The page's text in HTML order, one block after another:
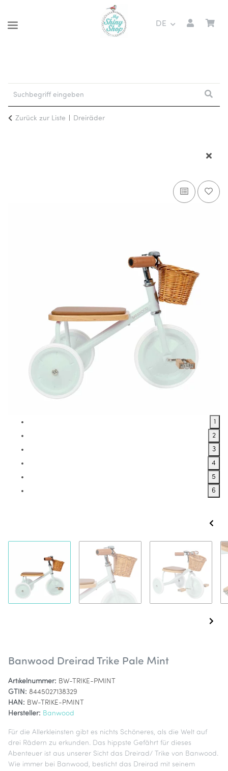
DE
Zurück zur Liste Dreiräder
1
2
3
4
5
6
Banwood Dreirad Trike Pale Mint
Artikelnummer: BW-TRIKE-PMINT
GTIN: 8445027138329
HAN: BW-TRIKE-PMINT
Hersteller: Banwood
Für die Allerkleinsten gibt es nichts Schöneres, als die Welt auf
drei Rädern zu erkunden. Das hippste Gefährt für dieses
Abenteuer ist aus unserer Sicht das Dreirad/ Trike von Banwood.
Wie immer bei Banwood, besticht das Dreirad mit seinem